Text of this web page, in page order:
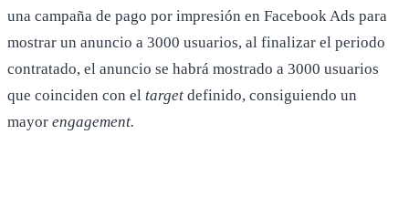
una campaña de pago por impresión en Facebook Ads para
mostrar un anuncio a 3000 usuarios, al finalizar el periodo
contratado, el anuncio se habrá mostrado a 3000 usuarios
que coinciden con el target definido, consiguiendo un
mayor engagement.